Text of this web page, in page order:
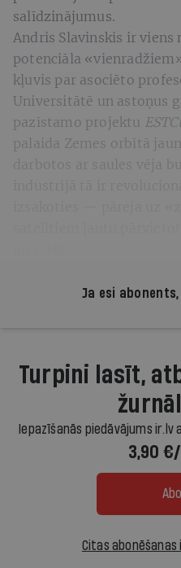
salīdzinājumus.
Andris Slavinskis ir
potenciāla
kļuvis par asociēto
Universitātē un astoņus
pazīstamo projektu
palaida Zemes orbītā
darbotos ar saules vēja
Ja esi abonents,
Turpini lasīt,
Iepazīšanās piedāvājums
3,90
Citas